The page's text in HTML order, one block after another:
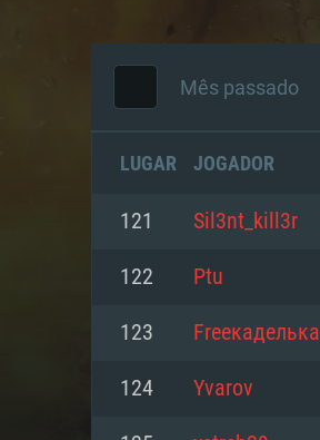
Mês passado
LUGAR JOGADOR
121 Sil3nt_kill3r
122 Ptu
123 Freeкаделька
124 Yvarov